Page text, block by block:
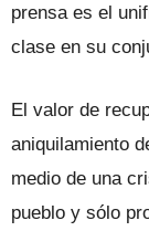
prensa es el
clase en su
El valor de
aniquilamiento
medio de una
pueblo y sólo